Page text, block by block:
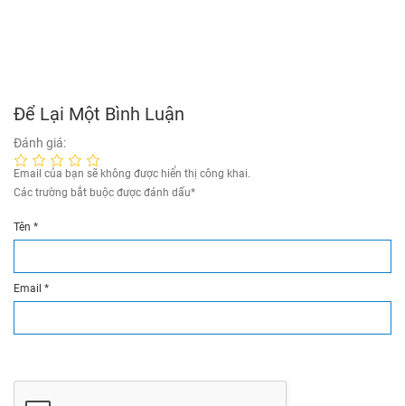
Để Lại Một Bình Luận
Đánh giá:
Email của bạn sẽ không được hiển thị công khai.
Các trường bắt buộc được đánh dấu*
Tên *
Email *